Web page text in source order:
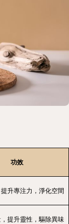
功效
升專注力，淨化空間
提升靈性，驅除異味